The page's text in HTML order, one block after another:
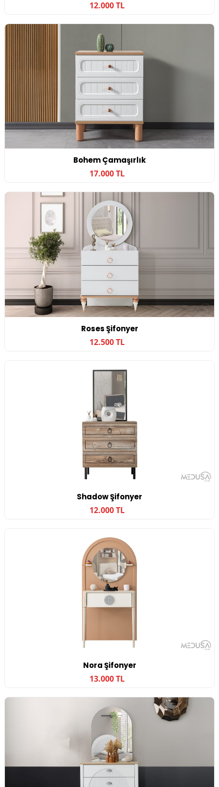
12.000 TL
Bohem Çamaşırlık
17.000 TL
Roses Şifonyer
12.500 TL
Shadow Şifonyer
12.000 TL
Nora Şifonyer
13.000 TL